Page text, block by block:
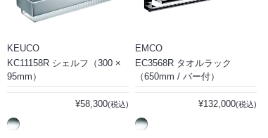
KEUCO
KC11158R シェルフ（300 ×
95mm）
¥58,300(税込)
EMCO
EC3568R タオルラック
（650mm / バー付）
¥132,000(税込)